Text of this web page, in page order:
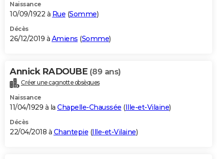
Naissance
10/09/1922 à Rue (Somme)
Décès
26/12/2019 à Amiens (Somme)
Annick RADOUBE (89 ans)
Créer une cagnotte obsèques
Naissance
11/04/1929 à la Chapelle-Chaussée (Ille-et-Vilaine)
Décès
22/04/2018 à Chantepie (Ille-et-Vilaine)